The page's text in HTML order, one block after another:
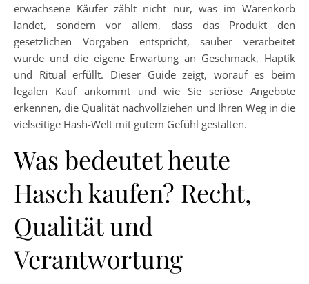
erwachsene Käufer zählt nicht nur, was im Warenkorb
landet, sondern vor allem, dass das Produkt den
gesetzlichen Vorgaben entspricht, sauber verarbeitet
wurde und die eigene Erwartung an Geschmack, Haptik
und Ritual erfüllt. Dieser Guide zeigt, worauf es beim
legalen Kauf ankommt und wie Sie seriöse Angebote
erkennen, die Qualität nachvollziehen und Ihren Weg in die
vielseitige Hash-Welt mit gutem Gefühl gestalten.
Was bedeutet heute
Hasch kaufen? Recht,
Qualität und
Verantwortung